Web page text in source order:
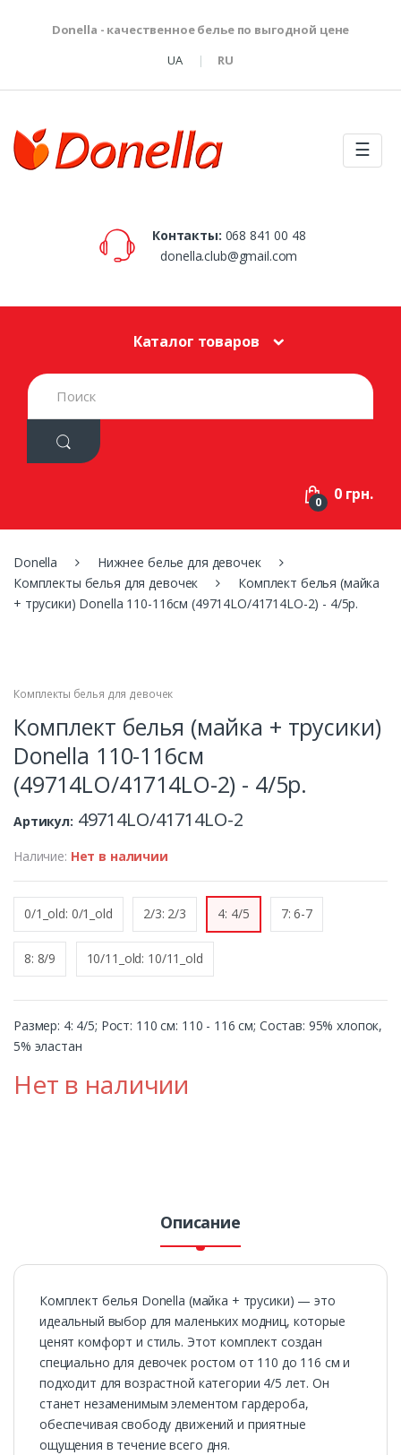
Donella - качественное белье по выгодной цене
UA
RU
☰
Контакты: 068 841 00 48
donella.club@gmail.com
Каталог товаров
S
e
h
:
0 0 грн.
Donella
Нижнее белье для девочек
Комплекты белья для девочек
Комплект белья (майка
+ трусики) Donella 110-116см (49714LO/41714LO-2) - 4/5р.
Комплекты белья для девочек
Комплект белья (майка + трусики)
Donella 110-116см
(49714LO/41714LO-2) - 4/5р.
Артикул: 49714LO/41714LO-2
Наличие: Нет в наличии
0/1_old: 0/1_old 2/3: 2/3 4: 4/5 7: 6-7
8: 8/9 10/11_old: 10/11_old
Размер: 4: 4/5; Рост: 110 см: 110 - 116 см; Состав: 95% хлопок,
5% эластан
Нет в наличии
Описание
Комплект белья Donella (майка + трусики) — это
идеальный выбор для маленьких модниц, которые
ценят комфорт и стиль. Этот комплект создан
специально для девочек ростом от 110 до 116 см и
подходит для возрастной категории 4/5 лет. Он
станет незаменимым элементом гардероба,
обеспечивая свободу движений и приятные
ощущения в течение всего дня.